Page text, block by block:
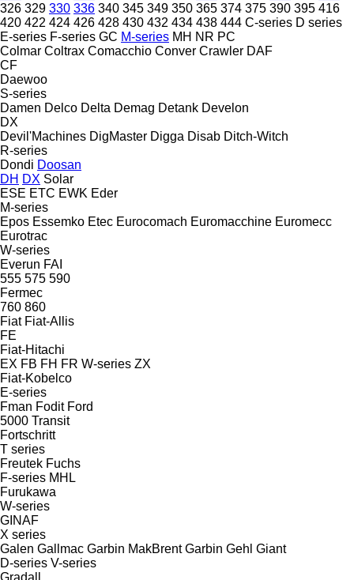
326 329 330 336 340 345 349 350 365 374 375 390 395 416
420 422 424 426 428 430 432 434 438 444 C-series D series
E-series F-series GC M-series MH NR PC
Colmar Coltrax Comacchio Conver Crawler DAF
CF
Daewoo
S-series
Damen Delco Delta Demag Detank Develon
DX
Devil'Machines DigMaster Digga Disab Ditch-Witch
R-series
Dondi Doosan
DH DX Solar
ESE ETC EWK Eder
M-series
Epos Essemko Etec Eurocomach Euromacchine Euromecc
Eurotrac
W-series
Everun FAI
555 575 590
Fermec
760 860
Fiat Fiat-Allis
FE
Fiat-Hitachi
EX FB FH FR W-series ZX
Fiat-Kobelco
E-series
Fman Fodit Ford
5000 Transit
Fortschritt
T series
Freutek Fuchs
F-series MHL
Furukawa
W-series
GINAF
X series
Galen Gallmac Garbin MakBrent Garbin Gehl Giant
D-series V-series
Gradall